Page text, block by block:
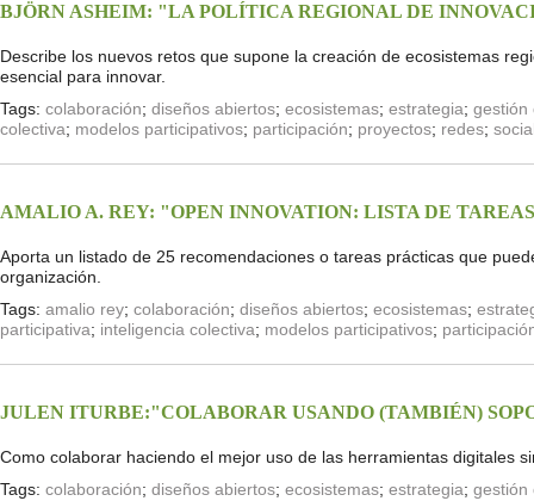
BJÖRN ASHEIM: "LA POLÍTICA REGIONAL DE
Describe los nuevos retos que supone la creación de ecosistemas
esencial para innovar.
Tags: colaboración; diseños abiertos; ecosistemas; estrategia; gestión
colectiva; modelos participativos; participación; proyectos; redes;
AMALIO A. REY: "OPEN INNOVATION: LISTA DE
Aporta un listado de 25 recomendaciones o tareas prácticas que
organización.
Tags: amalio rey; colaboración; diseños abiertos; ecosistemas;
participativa; inteligencia colectiva; modelos participativos;
JULEN ITURBE:"COLABORAR USANDO (TAMBIÉN)
Como colaborar haciendo el mejor uso de las herramientas digitales
Tags: colaboración; diseños abiertos; ecosistemas; estrategia; gestión